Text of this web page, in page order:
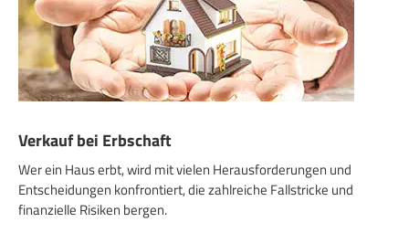
Verkauf bei Erbschaft
Wer ein Haus erbt, wird mit vielen Herausforderungen und
Entscheidungen konfrontiert, die zahlreiche Fallstricke und
finanzielle Risiken bergen.